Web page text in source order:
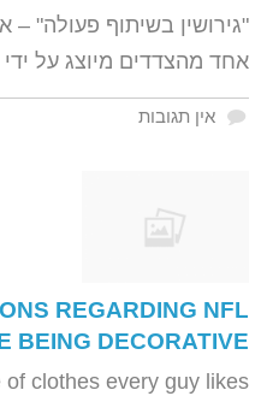
"גירושין בשיתוף פעולה" –
אחד מהצדדים מיוצג על ידי
אין תגובות
REGARDING NFL
BEING DECORATIVE
clothes every guy likes